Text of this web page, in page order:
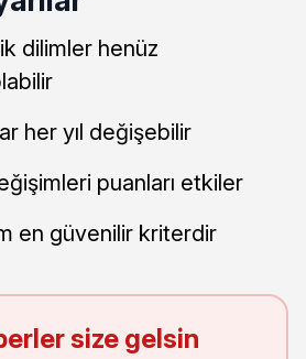
dilimler henüz
her yıl değişebilir
puanları etkiler
en güvenilir kriterdir
size gelsin